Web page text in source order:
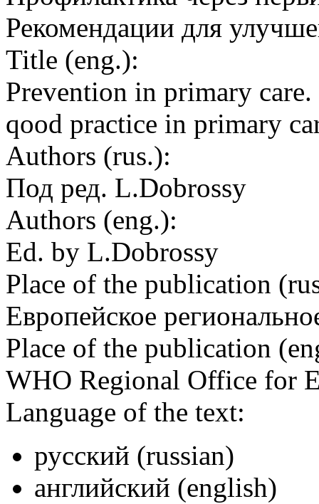
Рекомендации для
Title (eng.):
Prevention in primary
qood practice in primary
Authors (rus.):
Под ред. L.Dobrossy
Authors (eng.):
Ed. by L.Dobrossy
Place of the publication
Европейское
Place of the publication
WHO Regional Office for
Language of the text:
русский (russian)
английский (english)